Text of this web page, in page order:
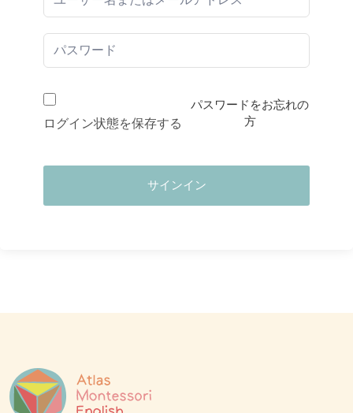
ログイン状態を保存する
パスワードをお忘れの
方
サインイン